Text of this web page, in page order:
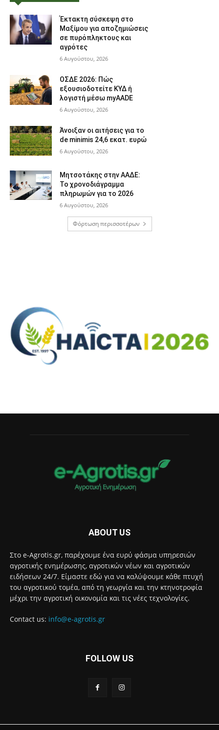
Έκτακτη σύσκεψη στο
Μαξίμου για αποζημιώσεις
σε πυρόπληκτους και
αγρότες
6 Αυγούστου, 2026
ΟΣΔΕ 2026: Πώς
εξουσιοδοτείτε ΚΥΔ ή
λογιστή μέσω myAADE
6 Αυγούστου, 2026
Άνοιξαν οι αιτήσεις για το
de minimis 24,6 εκατ. ευρώ
6 Αυγούστου, 2026
Μητσοτάκης στην ΑΑΔΕ:
Το χρονοδιάγραμμα
πληρωμών για το 2026
6 Αυγούστου, 2026
Φόρτωση περισσοτέρων
ABOUT US
Στο e-Agrotis.gr, παρέχουμε ένα ευρύ φάσμα υπηρεσιών
αγροτικής ενημέρωσης, αγροτικών νέων και αγροτικών
ειδήσεων 24/7. Είμαστε εδώ για να καλύψουμε κάθε πτυχή
του αγροτικού τομέα, από τη γεωργία και την κτηνοτροφία
μέχρι την αγροτική οικονομία και τις νέες τεχνολογίες.
Contact us: info@e-agrotis.gr
FOLLOW US